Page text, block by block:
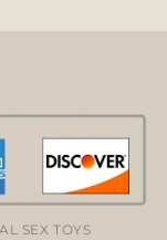
SEX TOYS